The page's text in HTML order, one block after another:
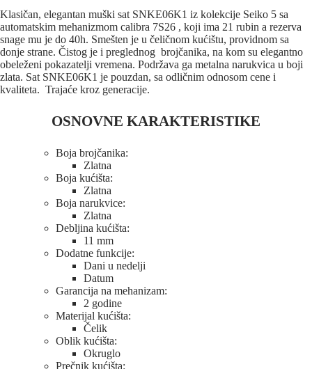
Klasičan, elegantan muški sat SNKE06K1 iz kolekcije Seiko 5 sa
automatskim mehanizmom calibra 7S26 , koji ima 21 rubin a rezerva
snage mu je do 40h. Smešten je u čeličnom kućištu, providnom sa
donje strane. Čistog je i preglednog brojčanika, na kom su elegantno
obeleženi pokazatelji vremena. Podržava ga metalna narukvica u boji
zlata. Sat SNKE06K1 je pouzdan, sa odličnim odnosom cene i
kvaliteta. Trajaće kroz generacije.
OSNOVNE KARAKTERISTIKE
Boja brojčanika:
Zlatna
Boja kućišta:
Zlatna
Boja narukvice:
Zlatna
Debljina kućišta:
11 mm
Dodatne funkcije:
Dani u nedelji
Datum
Garancija na mehanizam:
2 godine
Materijal kućišta:
Čelik
Oblik kućišta:
Okruglo
Prečnik kućišta: